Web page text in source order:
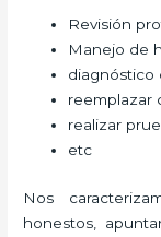
Revisión
Manejo de
diagnóstico
reemplazar
realizar
etc
Nos
honestos,